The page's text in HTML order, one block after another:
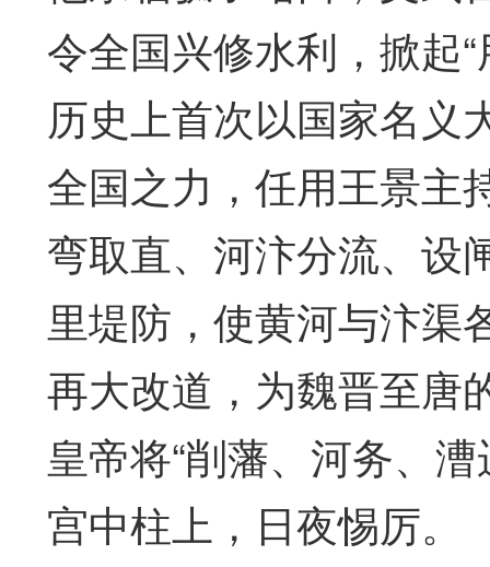
令全国兴修水利，掀起
历史上首次以国家名义
全国之力，任用王景主
弯取直、河汴分流、设
里堤防，使黄河与汴渠
再大改道，为魏晋至唐
皇帝将“削藩、河务、
宫中柱上，日夜惕厉。